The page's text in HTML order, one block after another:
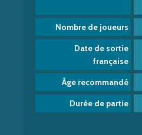
Nombre de joueurs
Date de sortie
française
Âge recommandé
Durée de partie